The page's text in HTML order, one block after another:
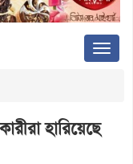
হারিয়েছে